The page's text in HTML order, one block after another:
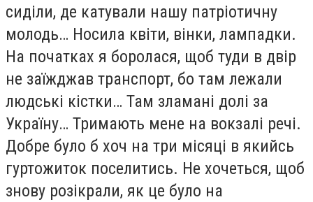
сиділи, де катували нашу патріотичну
молодь… Носила квіти, вінки, лампадки.
На початках я боролася, щоб туди в двір
не заїжджав транспорт, бо там лежали
людські кістки… Там зламані долі за
Україну… Тримають мене на вокзалі речі.
Добре було б хоч на три місяці в якийсь
гуртожиток поселитись. Не хочеться, щоб
знову розікрали, як це було на